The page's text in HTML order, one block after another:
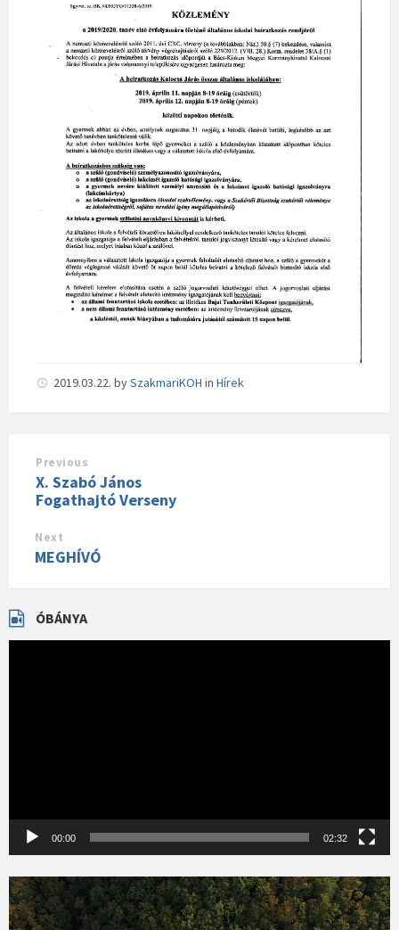
2019.03.22. bySzakmariKOH in Hírek
Previous
X. Szabó János
Fogathajtó Verseny
Next
MEGHÍVÓ
ÓBÁNYA
00:00 02:32
Videólejátszó